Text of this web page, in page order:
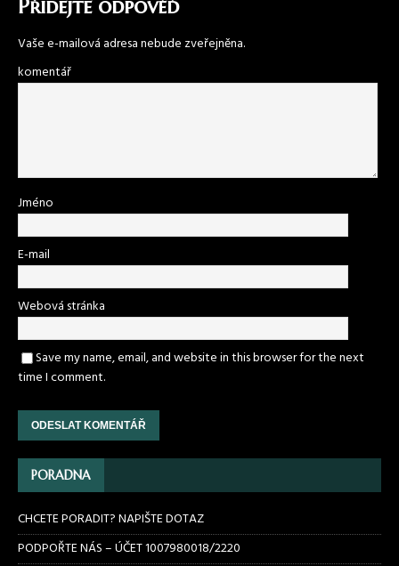
Přidejte odpověď
Vaše e-mailová adresa nebude zveřejněna.
komentář
Jméno
E-mail
Webová stránka
Save my name, email, and website in this browser for the next
time I comment.
PORADNA
CHCETE PORADIT? NAPIŠTE DOTAZ
PODPOŘTE NÁS – ÚČET 1007980018/2220